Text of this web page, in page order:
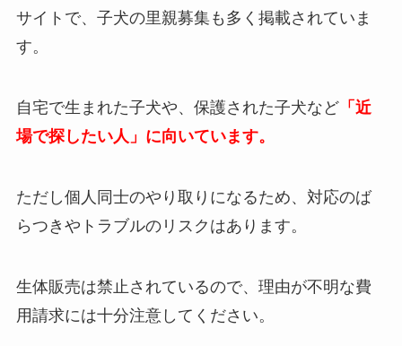
サイトで、子犬の里親募集も多く掲載されていま
す。
自宅で生まれた子犬や、保護された子犬など「近
場で探したい人」に向いています。
ただし個人同士のやり取りになるため、対応のば
らつきやトラブルのリスクはあります。
生体販売は禁止されているので、理由が不明な費
用請求には十分注意してください。